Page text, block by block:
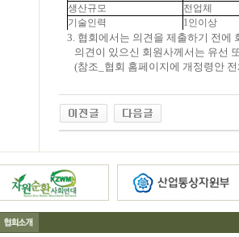
생산규모
전업체
기술인력
1인이상
3. 협회에서는 의견을 제출하기 전에
의견이 있으신 회원사께서는 유선
(참조_협회 홈페이지에 개정령안